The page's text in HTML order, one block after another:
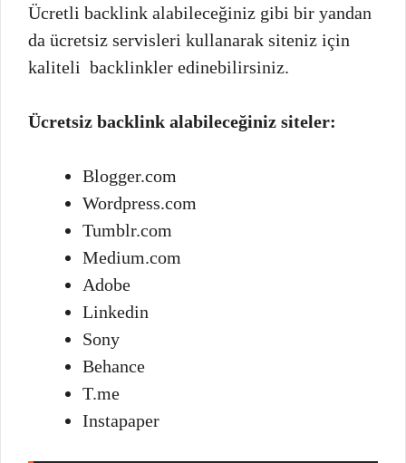
Ücretli backlink alabileceğiniz gibi bir yandan
da ücretsiz servisleri kullanarak siteniz için
kaliteli backlinkler edinebilirsiniz.
Ücretsiz backlink alabileceğiniz siteler:
Blogger.com
Wordpress.com
Tumblr.com
Medium.com
Adobe
Linkedin
Sony
Behance
T.me
Instapaper